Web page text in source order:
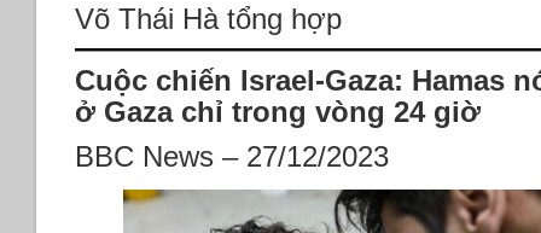
sân
bay
Washington
Ba
bị
cáo
tuyên
y
án
chung
thân;
Võ Thái Hà tổng hợp
Cuộc chiến Israel-Gaza: Hamas
ở Gaza chỉ trong vòng 24 giờ
BBC News – 27/12/2023